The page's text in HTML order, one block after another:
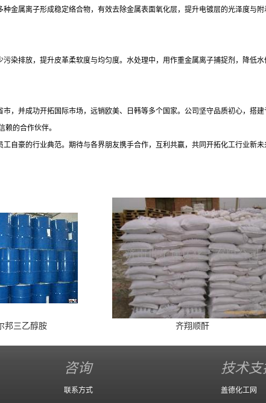
金属离子形成稳定络合物，有效去除金属表面氧化层，提升电镀层的光泽度与
染排放，提升皮革柔软度与均匀度。水处理中，用作重金属离子捕捉剂，降低
，并成功开拓国际市场，远销欧美、日韩等多个国家。公司坚守品质初心，搭
的合作伙伴。
自豪的行业典范。期待与各界朋友携手合作，互利共赢，共同开拓化工行业新未
邦三乙醇胺 齐翔顺酐
咨询
联系方式
技术支
盖德化工网